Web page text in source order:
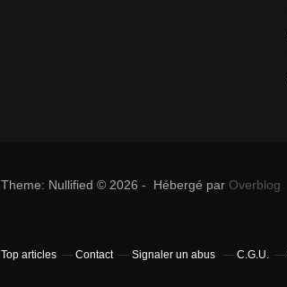
Theme: Nullified © 2026 - Hébergé par Overblog
Top articles Contact Signaler un abus C.G.U.